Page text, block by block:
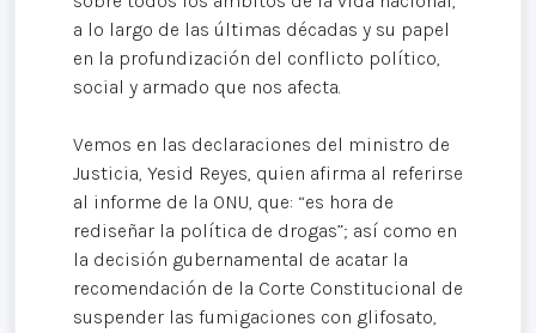
a lo largo de las últimas décadas y su papel
en la profundización del conflicto político,
social y armado que nos afecta.
Vemos en las declaraciones del ministro de
Justicia, Yesid Reyes, quien afirma al referirse
al informe de la ONU, que: “es hora de
rediseñar la política de drogas”; así como en
la decisión gubernamental de acatar la
recomendación de la Corte Constitucional de
suspender las fumigaciones con glifosato,